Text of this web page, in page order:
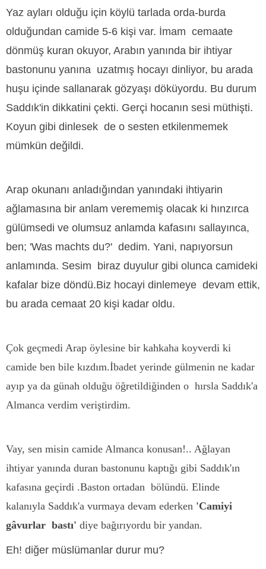
Yaz ayları olduğu için köylü tarlada orda-burda
olduğundan camide 5-6 kişi var. İmam cemaate
dönmüş kuran okuyor, Arabın yanında bir ihtiyar
bastonunu yanına uzatmış hocayı dinliyor, bu arada
huşu içinde sallanarak gözyaşı döküyordu. Bu durum
Saddık'in dikkatini çekti. Gerçi hocanın sesi müthişti.
Koyun gibi dinlesek de o sesten etkilenmemek
mümkün değildi.
Arap okunanı anladığından yanındaki ihtiyarin
ağlamasına bir anlam verememiş olacak ki hınzırca
gülümsedi ve olumsuz anlamda kafasını sallayınca,
ben; 'Was machts du?' dedim. Yani, napıyorsun
anlamında. Sesim biraz duyulur gibi olunca camideki
kafalar bize döndü.Biz hocayi dinlemeye devam ettik,
bu arada cemaat 20 kişi kadar oldu.
Çok geçmedi Arap öylesine bir kahkaha koyverdi ki
camide ben bile kızdım.İbadet yerinde gülmenin ne kadar
ayıp ya da günah olduğu öğretildiğinden o hırsla Saddık'a
Almanca verdim veriştirdim.
Vay, sen misin camide Almanca konusan!.. Ağlayan
ihtiyar yanında duran bastonunu kaptığı gibi Saddık'ın
kafasına geçirdi .Baston ortadan bölündü. Elinde
kalanıyla Saddık'a vurmaya devam ederken 'Camiyi
gâvurlar bastı' diye bağırıyordu bir yandan.
Eh! diğer müslümanlar durur mu?